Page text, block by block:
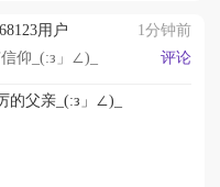
用户
1分钟前
仰_(:з」∠)_
评论
的父亲_(:з」∠)_